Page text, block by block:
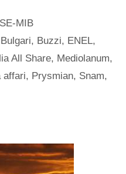
MIB
Bulgari, Buzzi, ENEL,
All Share, Mediolanum,
affari, Prysmian, Snam,